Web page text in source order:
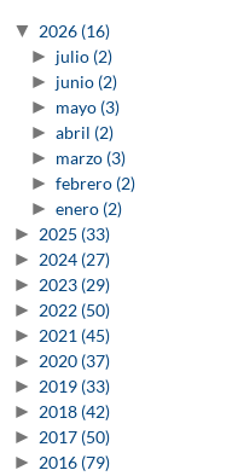
▼ 2026 (16)
► julio (2)
► junio (2)
► mayo (3)
► abril (2)
► marzo (3)
► febrero (2)
► enero (2)
► 2025 (33)
► 2024 (27)
► 2023 (29)
► 2022 (50)
► 2021 (45)
► 2020 (37)
► 2019 (33)
► 2018 (42)
► 2017 (50)
► 2016 (79)